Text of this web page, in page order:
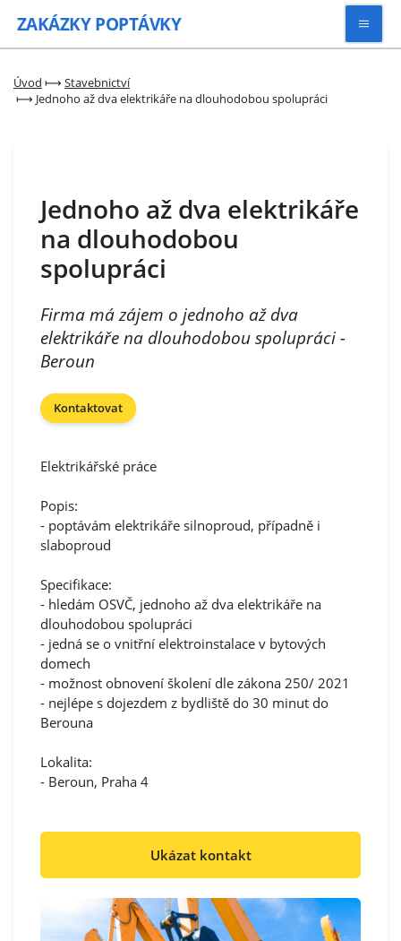
ZAKÁZKY POPTÁVKY
Zaregistrovat se
Úvod ⟼ Stavebnictví
⟼ Jednoho až dva elektrikáře na dlouhodobou spolupráci
Jednoho až dva elektrikáře
na dlouhodobou
spolupráci
Firma má zájem o jednoho až dva
elektrikáře na dlouhodobou spolupráci -
Beroun
Kontaktovat
Elektrikářské práce
Popis:
- poptávám elektrikáře silnoproud, případně i
slaboproud
Specifikace:
- hledám OSVČ, jednoho až dva elektrikáře na
dlouhodobou spolupráci
- jedná se o vnitřní elektroinstalace v bytových
domech
- možnost obnovení školení dle zákona 250/ 2021
- nejlépe s dojezdem z bydliště do 30 minut do
Berouna
Lokalita:
- Beroun, Praha 4
Ukázat kontakt